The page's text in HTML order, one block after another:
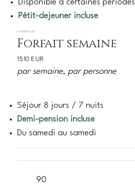
Disponible à certaines périodes
Pétit-dejeuner incluse
Forfait semaine
À PARTIR DE
1510 EUR
par semaine, par personne
Séjour 8 jours / 7 nuits
Demi-pension incluse
Du samedi au samedi
90